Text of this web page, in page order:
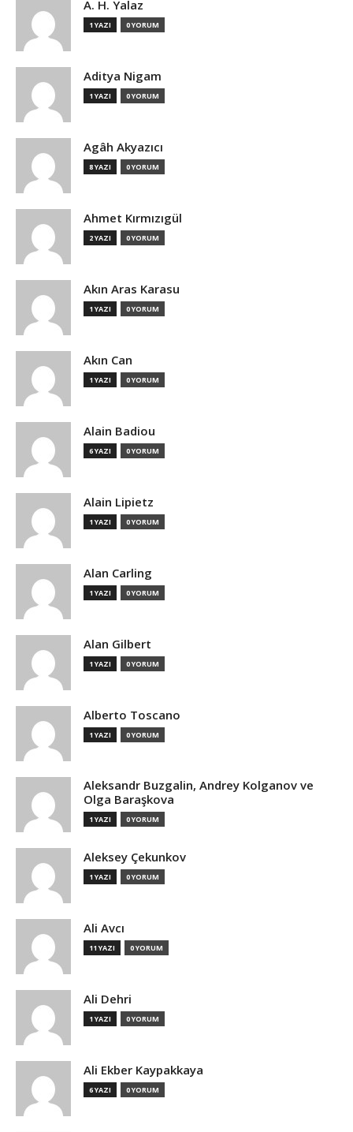
A. H. Yalaz
1 YAZI 0 YORUM
Aditya Nigam
1 YAZI 0 YORUM
Agâh Akyazıcı
8 YAZI 0 YORUM
Ahmet Kırmızıgül
2 YAZI 0 YORUM
Akın Aras Karasu
1 YAZI 0 YORUM
Akın Can
1 YAZI 0 YORUM
Alain Badiou
6 YAZI 0 YORUM
Alain Lipietz
1 YAZI 0 YORUM
Alan Carling
1 YAZI 0 YORUM
Alan Gilbert
1 YAZI 0 YORUM
Alberto Toscano
1 YAZI 0 YORUM
Aleksandr Buzgalin, Andrey Kolganov ve
Olga Baraşkova
1 YAZI 0 YORUM
Aleksey Çekunkov
1 YAZI 0 YORUM
Ali Avcı
11 YAZI 0 YORUM
Ali Dehri
1 YAZI 0 YORUM
Ali Ekber Kaypakkaya
6 YAZI 0 YORUM